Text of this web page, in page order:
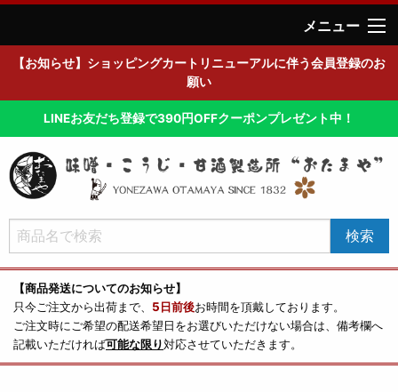
メニュー
【お知らせ】ショッピングカートリニューアルに伴う会員登録のお
願い
LINEお友だち登録で390円OFFクーポンプレゼント中！
【商品発送についてのお知らせ】
只今ご注文から出荷まで、 5日前後お時間を頂戴しております。
ご注文時にご希望の配送希望日をお選びいただけない場合は、備考欄へ
記載いただければ可能な限り対応させていただきます。